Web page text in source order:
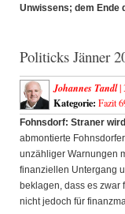
Unwissens; dem Ende
Politicks Jänner
Johannes Tandl|
Kategorie: Fazit
Fohnsdorf: Straner
abmontierte
unzähliger Warnungen
finanziellen Untergang
beklagen, dass es zwar
nicht jedoch für